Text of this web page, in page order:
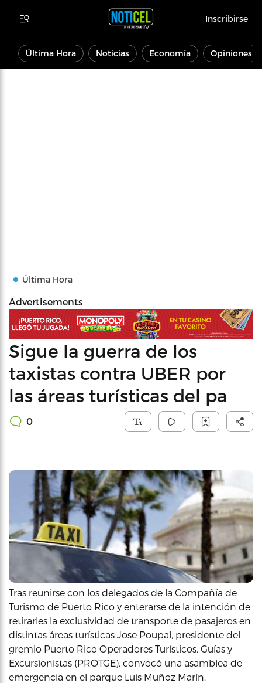
Inscribirse
Última Hora Noticias Economía Opiniones
Última Hora
Advertisements
Sigue la guerra de los
taxistas contra UBER por
las áreas turísticas del pa
0
Tras reunirse con los delegados de la Compañía de
Turismo de Puerto Rico y enterarse de la intención de
retirarles la exclusividad de transporte de pasajeros en
distintas áreas turísticas Jose Poupal, presidente del
gremio Puerto Rico Operadores Turísticos, Guías y
Excursionistas (PROTGE), convocó una asamblea de
emergencia en el parque Luis Muñoz Marín.